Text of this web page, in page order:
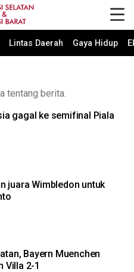
Lintas Daerah Gaya Hidup
tentang berita.
gagal ke semifinal Piala
juara Wimbledon untuk
Bayern Muenchen
Villa 2-1